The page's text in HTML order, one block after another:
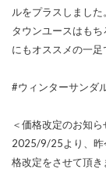
ルをプラスしました。
タウンユースはも
にもオススメの一足
#ウィンターサンダ
＜価格改定のお知ら
2025/9/25より、昨
格改定をさせて頂き